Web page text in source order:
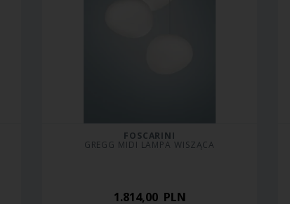
FOSCARINI
GREGG MIDI LAMPA WISZĄCA
1.814,00PLN